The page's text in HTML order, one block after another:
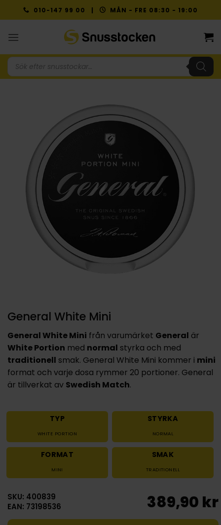
to
010-147 99 00 | MÅN - FRE 08:30 - 19:00
Produktsökning
General White Mini
General White Mini från varumärket General är
White Portion med normal styrka och med
traditionell smak. General White Mini kommer i mini
format och varje dosa rymmer 20 portioner. General
är tillverkat av Swedish Match.
TYP
WHITE PORTION
STYRKA
NORMAL
FORMAT
MINI
SMAK
TRADITIONELL
SKU: 400839
EAN: 73198536
389,90 kr